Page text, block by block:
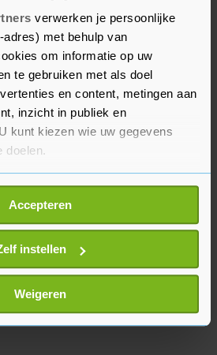
verwerken je persoonlijke
met behulp van
om informatie op uw
te gebruiken met als doel
en content, metingen aan
inzicht in publiek en
kunt kiezen wie uw gegevens
doelen.
we ook graag:
over uw geografische
paar meter nauwkeurig kan zijn
door het actief te
eigenschappen (fingerprinting)
persoonlijke gegevens worden
in het
op elk moment wijzigen of
Accepteren
instellen
Weigeren
worden tips gegeven
thema's om
en tot meer
Zo worden werknemers
hun mobiel eens weg te
te geven. Ook wordt
benadrukt.